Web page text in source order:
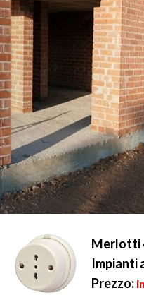
Merlotti
Impianti
Prezzo: